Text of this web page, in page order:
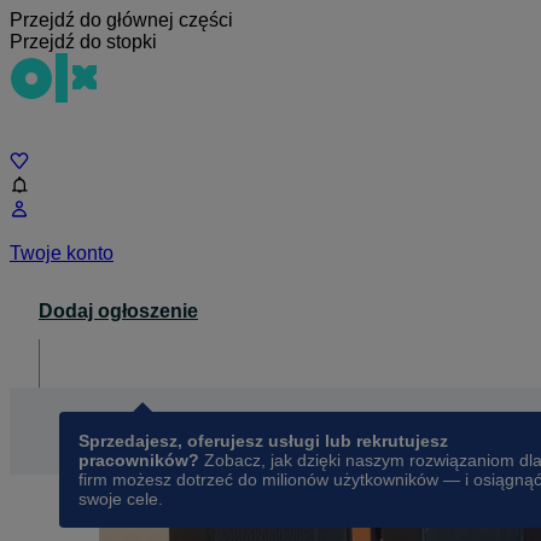
Przejdź do głównej części
Przejdź do stopki
Twoje konto
Dodaj ogłoszenie
Sprzedajesz, oferujesz usługi lub rekrutujesz
pracowników? Zobacz, jak dzięki naszym rozwiązaniom dla
firm możesz dotrzeć do milionów użytkowników — i osiągnąć
swoje cele.